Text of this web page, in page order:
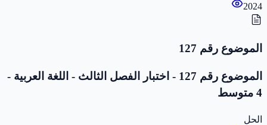
2024
الموضوع رقم 127
الموضوع رقم 127 - اختبار الفصل الثالث - اللغة العربية -
4 متوسط
الحل